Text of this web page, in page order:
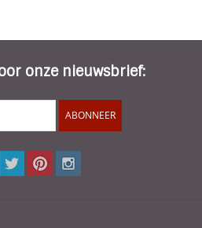
onze nieuwsbrief:
ABONNEER